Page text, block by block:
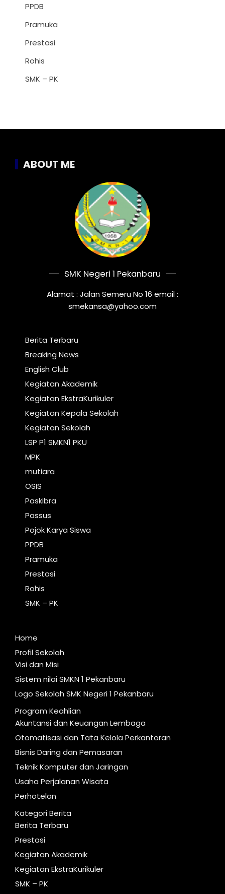
PPDB
Pramuka
Prestasi
Rohis
SMK – PK
ABOUT ME
SMK Negeri 1 Pekanbaru
Alamat : Jalan Semeru No 16 email :
smekansa@yahoo.com
Berita Terbaru
Breaking News
English Club
Kegiatan Akademik
Kegiatan EkstraKurikuler
Kegiatan Kepala Sekolah
Kegiatan Sekolah
LSP P1 SMKN1 PKU
MPK
mutiara
OSIS
Paskibra
Passus
Pojok Karya Siswa
PPDB
Pramuka
Prestasi
Rohis
SMK – PK
Home
Profil Sekolah
Visi dan Misi
Sistem nilai SMKN 1 Pekanbaru
Logo Sekolah SMK Negeri 1 Pekanbaru
Program Keahlian
Akuntansi dan Keuangan Lembaga
Otomatisasi dan Tata Kelola Perkantoran
Bisnis Daring dan Pemasaran
Teknik Komputer dan Jaringan
Usaha Perjalanan Wisata
Perhotelan
Kategori Berita
Berita Terbaru
Prestasi
Kegiatan Akademik
Kegiatan EkstraKurikuler
SMK – PK